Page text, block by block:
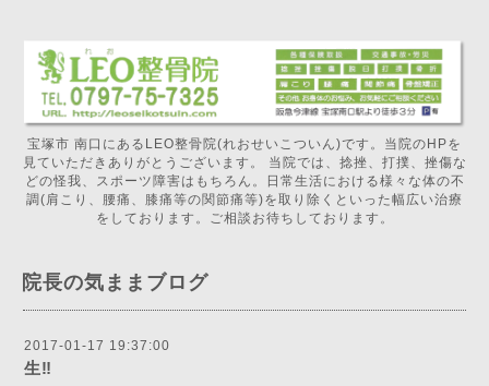
宝塚市 南口にあるLEO整骨院(れおせいこついん)です。当院のHPを
見ていただきありがとうございます。 当院では、捻挫、打撲、挫傷な
どの怪我、スポーツ障害はもちろん。日常生活における様々な体の不
調(肩こり、腰痛、膝痛等の関節痛等)を取り除くといった幅広い治療
をしております。ご相談お待ちしております。
院長の気ままブログ
2017-01-17 19:37:00
生‼️